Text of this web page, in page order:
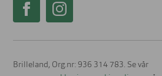
Brilleland, Org.nr: 936 314 783. Se vår